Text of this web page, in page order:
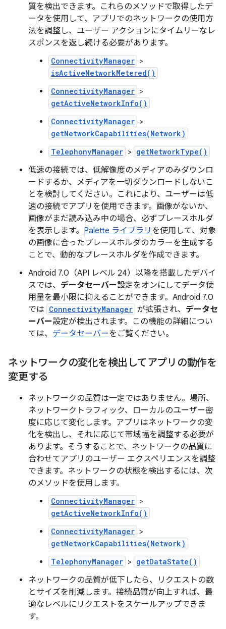
質を検出できます。これらのメソッドで取得したデ
ータを使用して、アプリでのネットワークの使用方
法を調整し、ユーザー アクションにタイムリーなレ
スポンスを返し続ける必要があります。
ConnectivityManager >
isActiveNetworkMetered()
ConnectivityManager >
getActiveNetworkInfo()
ConnectivityManager >
getNetworkCapabilities(Network)
TelephonyManager > getNetworkType()
低速の接続では、低解像度のメディアのみダウンロ
ードするか、メディアを一切ダウンロードしないこ
とを検討してください。これにより、ユーザーは低
速の接続でアプリを使用できます。画像がないか、
画像がまだ読み込み中の場合、必ずプレースホルダ
を表示します。 Palette ライブラリ を使用して、対象
の画像に合ったプレースホルダのカラーを生成する
ことで、動的なプレースホルダを作成できます。
Android 7.0（API レベル 24）以降を搭載したデバイ
スでは、 データセーバー設定をオンにしてデータ使
用量を最小限に抑えることができます。Android 7.0
では ConnectivityManager が拡張され、 データセ
ーバー設定が検出されます。この機能の詳細につい
ては、 データセーバーをご覧ください。
ネットワークの変化を検出してアプリの動作を
変更する
ネットワークの品質は一定ではありません。場所、
ネットワークトラフィック、ローカルのユーザー密
度に応じて変化します。アプリはネットワークの変
化を検出し、それに応じて帯域幅を調整する必要が
あります。そうすることで、ネットワークの品質に
合わせてアプリのユーザー エクスペリエンスを調整
できます。ネットワークの状態を検出するには、次
のメソッドを使用します。
ConnectivityManager >
getActiveNetworkInfo()
ConnectivityManager >
getNetworkCapabilities(Network)
TelephonyManager > getDataState()
ネットワークの品質が低下したら、リクエストの数
とサイズを削減します。接続品質が向上すれば、最
適なレベルにリクエストをスケールアップできま
す。